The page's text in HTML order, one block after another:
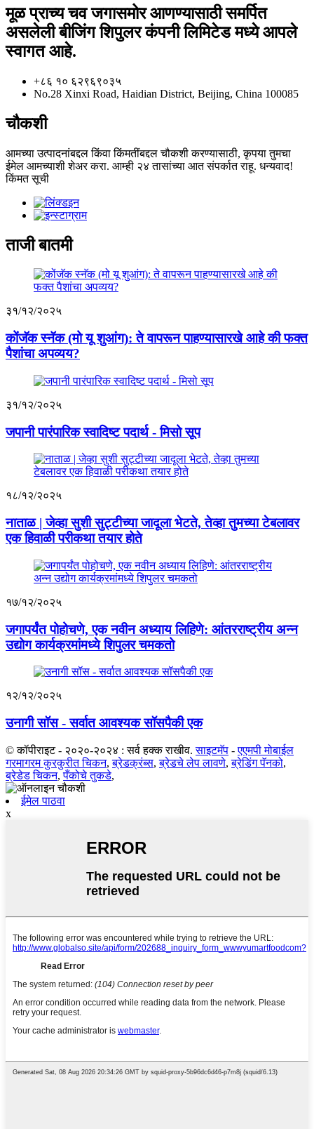
मूळ प्राच्य चव जगासमोर आणण्यासाठी समर्पित
असलेली बीजिंग शिपुलर कंपनी लिमिटेड मध्ये आपले
स्वागत आहे.
+८६ १० ६२९६९०३५
No.28 Xinxi Road, Haidian District, Beijing, China 100085
चौकशी
आमच्या उत्पादनांबद्दल किंवा किंमतींबद्दल चौकशी करण्यासाठी, कृपया तुमचा
ईमेल आमच्याशी शेअर करा. आम्ही २४ तासांच्या आत संपर्कात राहू. धन्यवाद!
किंमत सूची
ताजी बातमी
३१/१२/२०२५
कोंजॅक स्नॅक (मो यू शुआंग): ते वापरून पाहण्यासारखे आहे की फक्त
पैशांचा अपव्यय?
३१/१२/२०२५
जपानी पारंपारिक स्वादिष्ट पदार्थ - मिसो सूप
१८/१२/२०२५
नाताळ | जेव्हा सुशी सुट्टीच्या जादूला भेटते, तेव्हा तुमच्या टेबलावर
एक हिवाळी परीकथा तयार होते
१७/१२/२०२५
जगापर्यंत पोहोचणे, एक नवीन अध्याय लिहिणे: आंतरराष्ट्रीय अन्न
उद्योग कार्यक्रमांमध्ये शिपुलर चमकतो
१२/१२/२०२५
उनागी सॉस - सर्वात आवश्यक सॉसपैकी एक
© कॉपीराइट - २०२०-२०२४ : सर्व हक्क राखीव. साइटमॅप -एएमपी मोबाईल
गरमागरम कुरकुरीत चिकन,ब्रेडक्रंब्स,ब्रेडचे लेप लावणे,ब्रेडिंग पॅनको,
ब्रेडेड चिकन,पँकोचे तुकडे,
ईमेल पाठवा
x